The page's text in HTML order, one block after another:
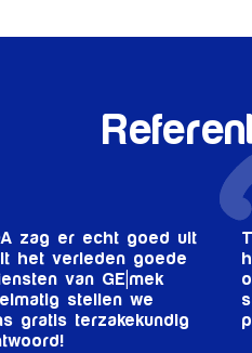
zag er echt goed uit
het verleden goede
van GE|mek
stellen we
gratis terzakekundig